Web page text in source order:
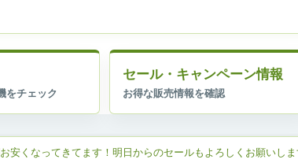
セール・キャンペーン情報
安くなってきてます！明日からのセールもよろしくお願いし